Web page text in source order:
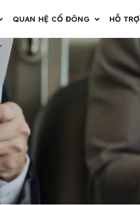
QUAN HỆ CỔ ĐÔNG HỖ TRỢ